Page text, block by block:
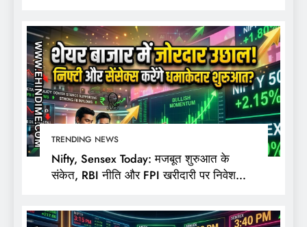
TRENDING NEWS
Nifty, Sensex Today: मजबूत शुरुआत के
संकेत, RBI नीति और FPI खरीदारी पर निवेशकों